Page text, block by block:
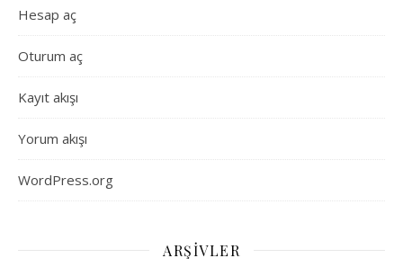
Hesap aç
Oturum aç
Kayıt akışı
Yorum akışı
WordPress.org
ARŞIVLER